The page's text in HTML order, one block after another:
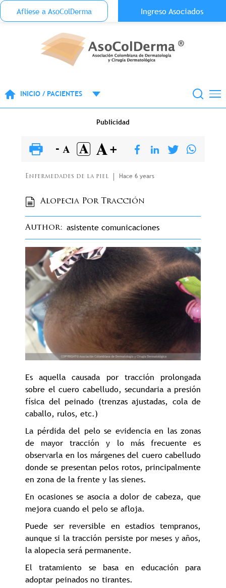
Pasar al contenido principal
Menu Top Anónimo
Aflíese a AsoColDerma Ingreso Asociados
INICIO / PACIENTES
Publicidad
Enfermedades de la piel Hace 6 years
Alopecia Por Tracción
Author asistente comunicaciones
Es aquella causada por tracción prolongada
sobre el cuero cabelludo, secundaria a presión
física del peinado (trenzas ajustadas, cola de
caballo, rulos, etc.)
La pérdida del pelo se evidencia en las zonas
de mayor tracción y lo más frecuente es
observarla en los márgenes del cuero cabelludo
donde se presentan pelos rotos, principalmente
en zona de la frente y las sienes.
En ocasiones se asocia a dolor de cabeza, que
mejora cuando el pelo se afloja.
Puede ser reversible en estadios tempranos,
aunque si la tracción persiste por meses y años,
la alopecia será permanente.
El tratamiento se basa en educación para
adoptar peinados no tirantes.